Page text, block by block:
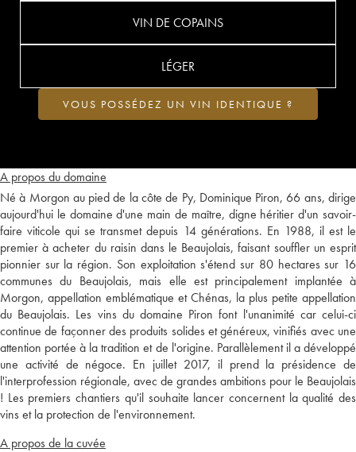
A propos du domaine
Né à Morgon au pied de la côte de Py, Dominique Piron, 66 ans, dirige
aujourd'hui le domaine d'une main de maître, digne héritier d'un savoir-
faire viticole qui se transmet depuis 14 générations. En 1988, il est le
premier à acheter du raisin dans le Beaujolais, faisant souffler un esprit
pionnier sur la région. Son exploitation s'étend sur 80 hectares sur 16
communes du Beaujolais, mais elle est principalement implantée à
Morgon, appellation emblématique et Chénas, la plus petite appellation
du Beaujolais. Les vins du domaine Piron font l'unanimité car celui-ci
continue de façonner des produits solides et généreux, vinifiés avec une
attention portée à la tradition et de l'origine. Parallèlement il a développé
une activité de négoce. En juillet 2017, il prend la présidence de
l'interprofession régionale, avec de grandes ambitions pour le Beaujolais
! Les premiers chantiers qu'il souhaite lancer concernent la qualité des
vins et la protection de l'environnement.
A propos de la cuvée
VIN DE COPAINS
LÉGER
VOUS POSSÉDEZ UN VIN IDENTIQUE ?